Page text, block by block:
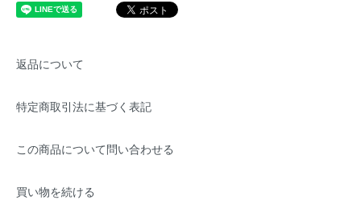
返品について
特定商取引法に基づく表記
この商品について問い合わせる
買い物を続ける